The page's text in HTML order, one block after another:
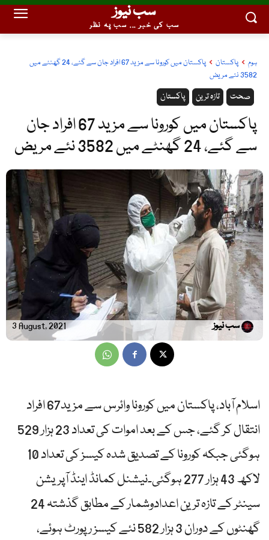
سب نیوز
سب کی خبر ... سب پہ نظر
ہوم پاکستان
پاکستان میں کورونا سے مزید 67 افراد جان سے گئے، 24 گھنٹے میں
3582 نئے مریض
پاکستان تازہ ترین صحت
پاکستان میں کورونا سے مزید 67 افراد جان
سے گئے، 24 گھنٹے میں 3582 نئے مریض
3 August, 2021 سب نیوز
اسلام آباد، پاکستان میں کورونا وائرس سے مزید67 افراد
انتقال کر گئے، جس کے بعد اموات کی تعداد 23 ہزار 529
ہوگئی جبکہ کورونا کے تصدیق شدہ کیسز کی تعداد 10
لاکھ 43 ہزار 277 ہوگئی۔نیشنل کمانڈ اینڈ آپریشن
سینٹر کے تازہ ترین اعدادوشمار کے مطابق گذشتہ 24
گھنٹوں کے دوران 3 ہزار 582 نئے کیسز رپورٹ ہوئے،